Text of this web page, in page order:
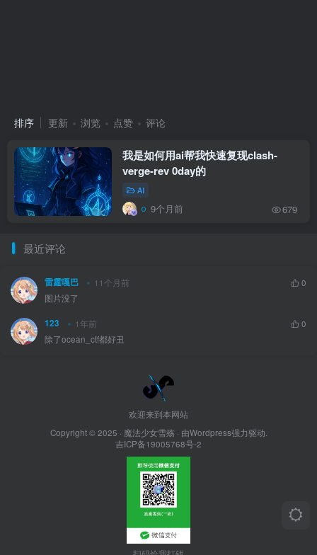
排序 更新 浏览 点赞 评论
我是如何用ai帮我快速复现clash-
verge-rev 0day的
AI
9个月前 679
最近评论
雷霆嘎巴 11个月前
0
图片没了
123 1年前
0
除了ocean_ctf都好丑
欢迎来到本网站
Copyright © 2025 · 魔法少女雪殇· 由Wordpress强力驱动.
吉ICP备19005768号-2